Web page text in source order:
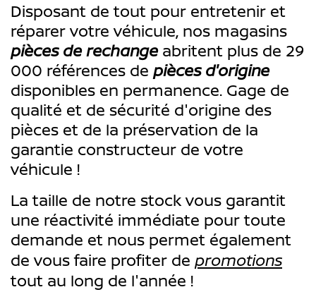
Disposant de tout pour entretenir et
réparer votre véhicule, nos magasins
pièces de rechangeabritent plus de 29
000 références de pièces d'origine
disponibles en permanence. Gage de
qualité et de sécurité d'origine des
pièces et de la préservation de la
garantie constructeur de votre
véhicule !
La taille de notre stock vous garantit
une réactivité immédiate pour toute
demande et nous permet également
de vous faire profiter de promotions
tout au long de l'année !